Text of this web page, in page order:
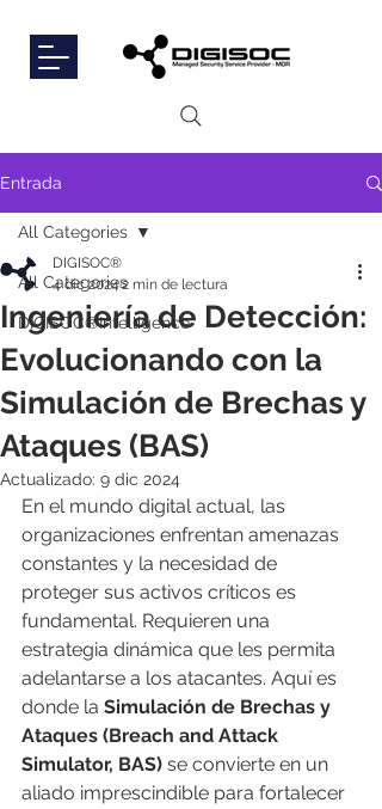
Entrada
All Categories
DIGISOC®Intelligence
All Categories
Ingeniería de Detección:
Evolucionando con la
Simulación de Brechas y
Ataques (BAS)
DIGISOC®
4 dic 20242 min de lectura
Actualizado: 9 dic 2024
En el mundo digital actual, las
organizaciones enfrentan amenazas
constantes y la necesidad de
proteger sus activos críticos es
fundamental. Requieren una
estrategia dinámica que les permita
adelantarse a los atacantes. Aquí es
donde la Simulación de Brechas y
Ataques (Breach and Attack
Simulator, BAS) se convierte en un
aliado imprescindible para fortalecer